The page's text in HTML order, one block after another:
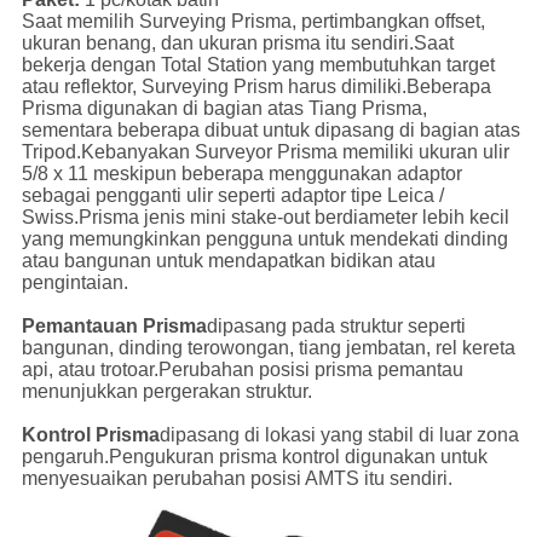
Saat memilih Surveying Prisma, pertimbangkan offset,
ukuran benang, dan ukuran prisma itu sendiri.Saat
bekerja dengan Total Station yang membutuhkan target
atau reflektor, Surveying Prism harus dimiliki.Beberapa
Prisma digunakan di bagian atas Tiang Prisma,
sementara beberapa dibuat untuk dipasang di bagian atas
Tripod.Kebanyakan Surveyor Prisma memiliki ukuran ulir
5/8 x 11 meskipun beberapa menggunakan adaptor
sebagai pengganti ulir seperti adaptor tipe Leica /
Swiss.Prisma jenis mini stake-out berdiameter lebih kecil
yang memungkinkan pengguna untuk mendekati dinding
atau bangunan untuk mendapatkan bidikan atau
pengintaian.
Pemantauan Prismadipasang pada struktur seperti
bangunan, dinding terowongan, tiang jembatan, rel kereta
api, atau trotoar.Perubahan posisi prisma pemantau
menunjukkan pergerakan struktur.
Kontrol Prismadipasang di lokasi yang stabil di luar zona
pengaruh.Pengukuran prisma kontrol digunakan untuk
menyesuaikan perubahan posisi AMTS itu sendiri.